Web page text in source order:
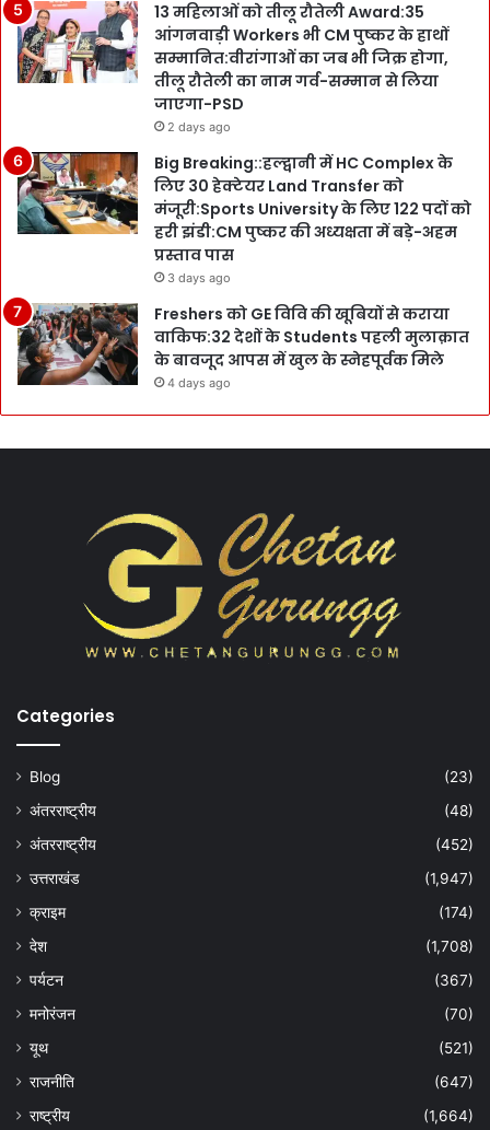
13 महिलाओं को तीलू रौतेली Award:35
आंगनवाड़ी Workers भी CM पुष्कर के हाथों
सम्मानित:वीरांगाओं का जब भी जिक्र होगा,
तीलू रौतेली का नाम गर्व-सम्मान से लिया
जाएगा-PSD
2 days ago
Big Breaking::हल्द्वानी में HC Complex के
लिए 30 हेक्टेयर Land Transfer को
मंजूरी:Sports University के लिए 122 पदों को
हरी झंडी:CM पुष्कर की अध्यक्षता में बड़े-अहम
प्रस्ताव पास
3 days ago
Freshers को GE विवि की खूबियों से कराया
वाकिफ:32 देशों के Students पहली मुलाक़ात
के बावजूद आपस में खुल के स्नेहपूर्वक मिले
4 days ago
Categories
Blog
(23)
अंतरराष्ट्रीय
(48)
अंतरराष्ट्रीय
(452)
उत्तराखंड
(1,947)
क्राइम
(174)
देश
(1,708)
पर्यटन
(367)
मनोरंजन
(70)
यूथ
(521)
राजनीति
(647)
राष्ट्रीय
(1,664)